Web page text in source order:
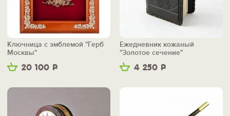
20 100 Р
Ключница с эмблемой "Герб
Москвы"
4 250 Р
Ежедневник кожаный
"Золотое сечение"